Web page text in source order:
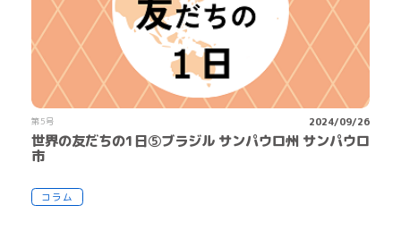
第5号 2024/09/26
世界の友だちの1日⑤ブラジル サンパウロ州 サンパウロ
市
コラム